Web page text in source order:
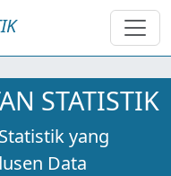
STATISTIK
yang
Data